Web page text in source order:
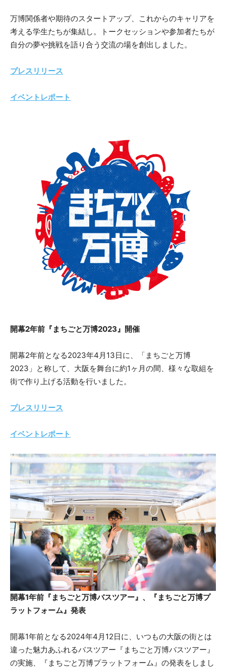
万博関係者や期待のスタートアップ、これからのキャリアを
考える学生たちが集結し。トークセッションや参加者たちが
自分の夢や挑戦を語り合う交流の場を創出しました。
プレスリリース
イベントレポート
開幕2年前『まちごと万博2023』開催
開幕2年前となる2023年4月13日に、「まちごと万博
2023」と称して、大阪を舞台に約1ヶ月の間、様々な取組を
街で作り上げる活動を行いました。
プレスリリース
イベントレポート
開幕1年前『まちごと万博バスツアー』、『まちごと万博プ
ラットフォーム』発表
開幕1年前となる2024年4月12日に、いつもの大阪の街とは
違った魅力あふれるバスツアー『まちごと万博バスツアー』
の実施、『まちごと万博プラットフォーム』の発表をしまし